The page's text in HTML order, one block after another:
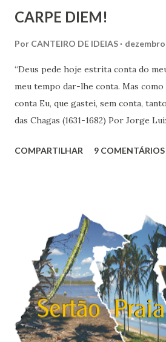
CARPE DIEM!
Por CANTEIRO DE IDEIAS
“Deus pede hoje estrita conta do
meu tempo dar-lhe conta. Mas
conta Eu, que gastei, sem conta,
das Chagas (1631-1682) Por
no dia 18 último, resultado de
uma felicidade média de 6,8 no
Nordeste é a região mais feliz do
7,38. Se fosse considerado um país,
ficaríamos em 9º na classificação
finlandeses. Apesar de ser
do Brasil, o Sudoeste foi con...
COMPARTILHAR 9 COMENTÁRIOS